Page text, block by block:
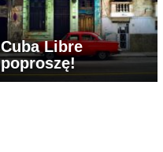
Cuba Libre
poproszę!